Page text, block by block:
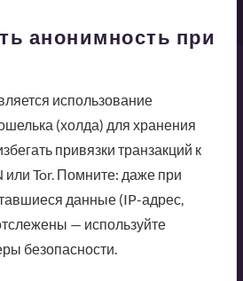
анонимность при
использование
(холда) для хранения
привязки транзакций к
или Tor. Помните: даже при
данные (IP-адрес,
— используйте
безопасности.